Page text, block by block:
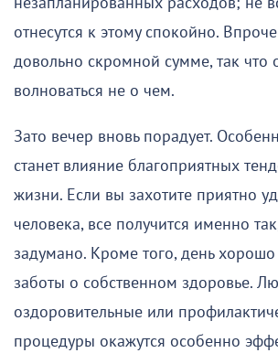
отнесутся к этому спокойно.
довольно скромной сумме, так что
волноваться не о чем.
Зато вечер вновь порадует.
станет влияние благоприятных
жизни. Если вы захотите приятно
человека, все получится именно
задумано. Кроме того, день
заботы о собственном здоровье.
оздоровительные или
процедуры окажутся особенно